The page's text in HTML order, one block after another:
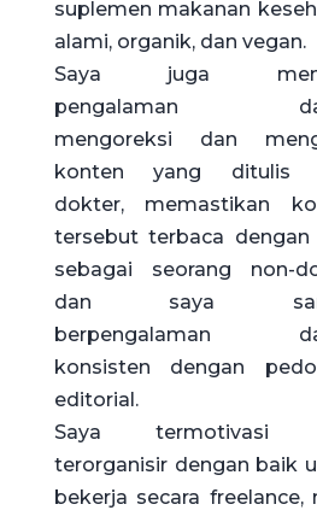
suplemen makanan
alami, organik, dan vegan.
Saya juga
pengalaman
mengoreksi dan
konten yang ditulis
dokter, memastikan
tersebut terbaca dengan
sebagai seorang non-
dan saya
berpengalaman
konsisten dengan
editorial.
Saya termotivasi
terorganisir dengan baik
bekerja secara freelance,